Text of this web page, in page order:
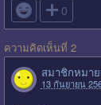
 0
ความคิดเห็นที่ 2
สมาชิกหมาย
13 กันยายน